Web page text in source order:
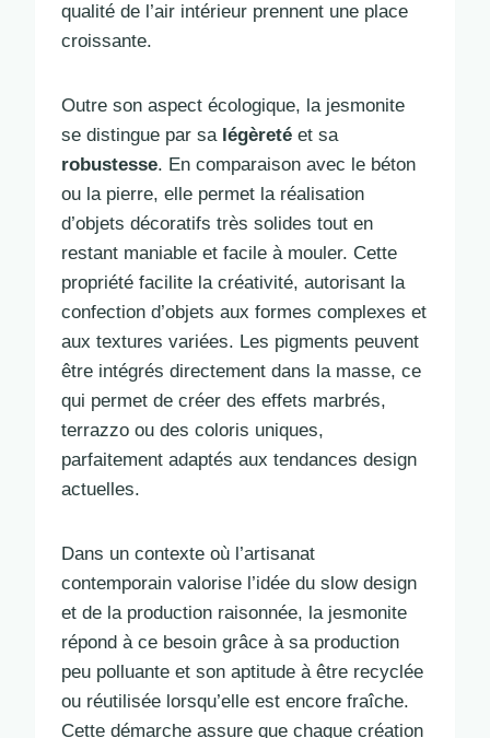
qualité de l’air intérieur prennent une place
croissante.
Outre son aspect écologique, la jesmonite
se distingue par sa légèreté et sa
robustesse. En comparaison avec le béton
ou la pierre, elle permet la réalisation
d’objets décoratifs très solides tout en
restant maniable et facile à mouler. Cette
propriété facilite la créativité, autorisant la
confection d’objets aux formes complexes et
aux textures variées. Les pigments peuvent
être intégrés directement dans la masse, ce
qui permet de créer des effets marbrés,
terrazzo ou des coloris uniques,
parfaitement adaptés aux tendances design
actuelles.
Dans un contexte où l’artisanat
contemporain valorise l’idée du slow design
et de la production raisonnée, la jesmonite
répond à ce besoin grâce à sa production
peu polluante et son aptitude à être recyclée
ou réutilisée lorsqu’elle est encore fraîche.
Cette démarche assure que chaque création